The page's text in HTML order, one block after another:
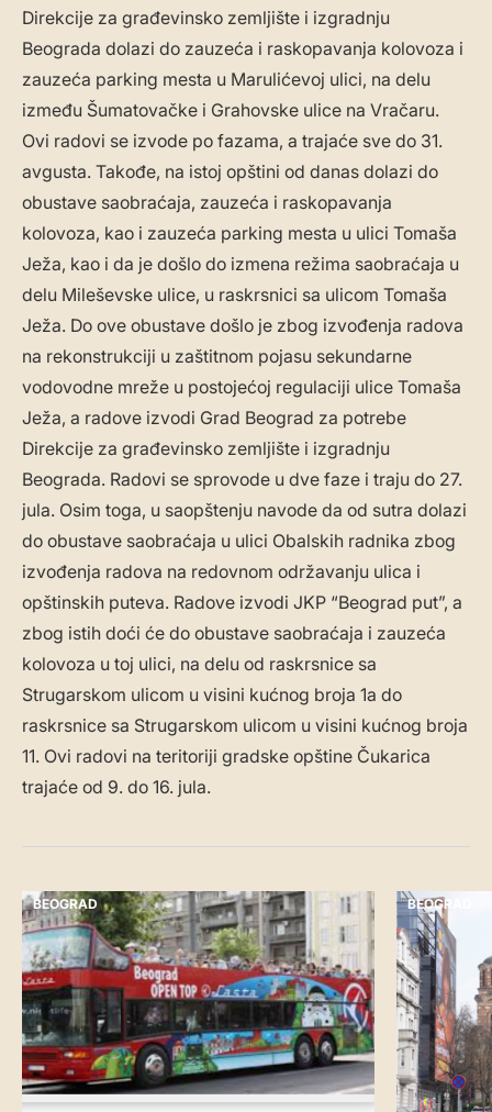
Direkcije za građevinsko zemljište i izgradnju
Beograda dolazi do zauzeća i raskopavanja kolovoza i
zauzeća parking mesta u Marulićevoj ulici, na delu
između Šumatovačke i Grahovske ulice na Vračaru.
Ovi radovi se izvode po fazama, a trajaće sve do 31.
avgusta. Takođe, na istoj opštini od danas dolazi do
obustave saobraćaja, zauzeća i raskopavanja
kolovoza, kao i zauzeća parking mesta u ulici Tomaša
Ježa, kao i da je došlo do izmena režima saobraćaja u
delu Mileševske ulice, u raskrsnici sa ulicom Tomaša
Ježa. Do ove obustave došlo je zbog izvođenja radova
na rekonstrukciji u zaštitnom pojasu sekundarne
vodovodne mreže u postojećoj regulaciji ulice Tomaša
Ježa, a radove izvodi Grad Beograd za potrebe
Direkcije za građevinsko zemljište i izgradnju
Beograda. Radovi se sprovode u dve faze i traju do 27.
jula. Osim toga, u saopštenju navode da od sutra dolazi
do obustave saobraćaja u ulici Obalskih radnika zbog
izvođenja radova na redovnom održavanju ulica i
opštinskih puteva. Radove izvodi JKP “Beograd put”, a
zbog istih doći će do obustave saobraćaja i zauzeća
kolovoza u toj ulici, na delu od raskrsnice sa
Strugarskom ulicom u visini kućnog broja 1a do
raskrsnice sa Strugarskom ulicom u visini kućnog broja
11. Ovi radovi na teritoriji gradske opštine Čukarica
trajaće od 9. do 16. jula.
BEOGRAD BEOGRAD